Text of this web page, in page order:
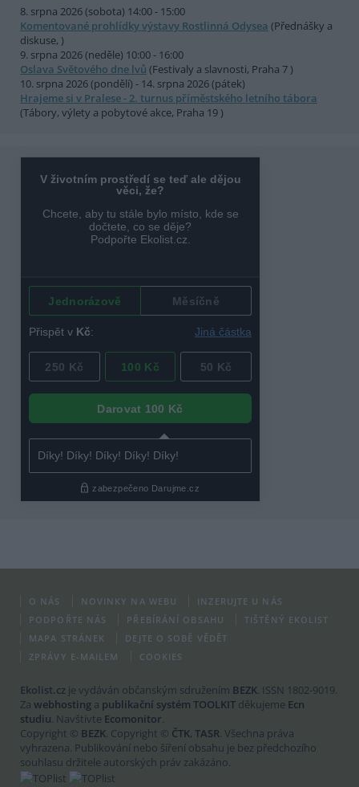
8. srpna 2026 (sobota) 14:00 - 15:00
Komentované prohlídky výstavy Rostlinná Odysea (Přednášky a
diskuse, )
9. srpna 2026 (neděle) 10:00 - 16:00
Oslava Světového dne lvů (Festivaly a slavnosti, Praha 7 )
10. srpna 2026 (pondělí) - 14. srpna 2026 (pátek)
Hrajeme si v Pralese - 2. turnus příměstského letního tábora
(Tábory, výlety a pobytové akce, Praha 19 )
O NÁS NOVINKY NA WEBU
INZERUJTE U NÁS
PODPOŘTE NÁS
PŘEBÍRÁNÍ OBSAHU
TIŠTĚNÝ EKOLIST
MAPA STRÁNEK
DEJTE O SOBĚ VĚDĚT
ZPRÁVY E-MAILEM
COOKIES
Ekolist.cz je vydáván občanským sdružením BEZK. ISSN 1802-9019.
Za webhosting a publikační systém TOOLKIT děkujeme Ecn
studiu. Navštivte Ecomonitor.
Copyright © BEZK. Copyright © ČTK, TASR. Všechna práva
vyhrazena. Publikování nebo šíření obsahu je bez předchozího
souhlasu držitele autorských práv zakázáno.